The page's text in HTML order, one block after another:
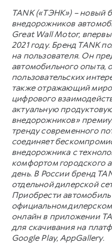
TANK («ТЭНК») – новый
внедорожников
Great Wall Motor,
2021 году. Бренд TANK
на пользователя. Он
автомобильного опыта,
пользовательских
также отражающий
цифрового
актуальную
внедорожников»
тренду современного
соединяет
внедорожника с
комфортом городского
день. В России бренд
отдельной дилерской
Приобрести
официальном дилерском
онлайн в приложении
для скачивания на
Google Play, AppGallery.